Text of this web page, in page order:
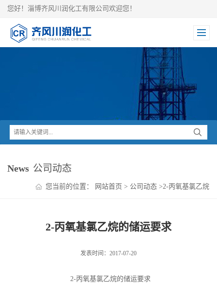
您好！淄博齐风川润化工有限公司欢迎您！
News 公司动态
您当前的位置： 网站首页 > 公司动态 >2-丙氧基氯乙烷
2-丙氧基氯乙烷的储运要求
发表时间：2017-07-20
2-丙氧基氯乙烷的储运要求